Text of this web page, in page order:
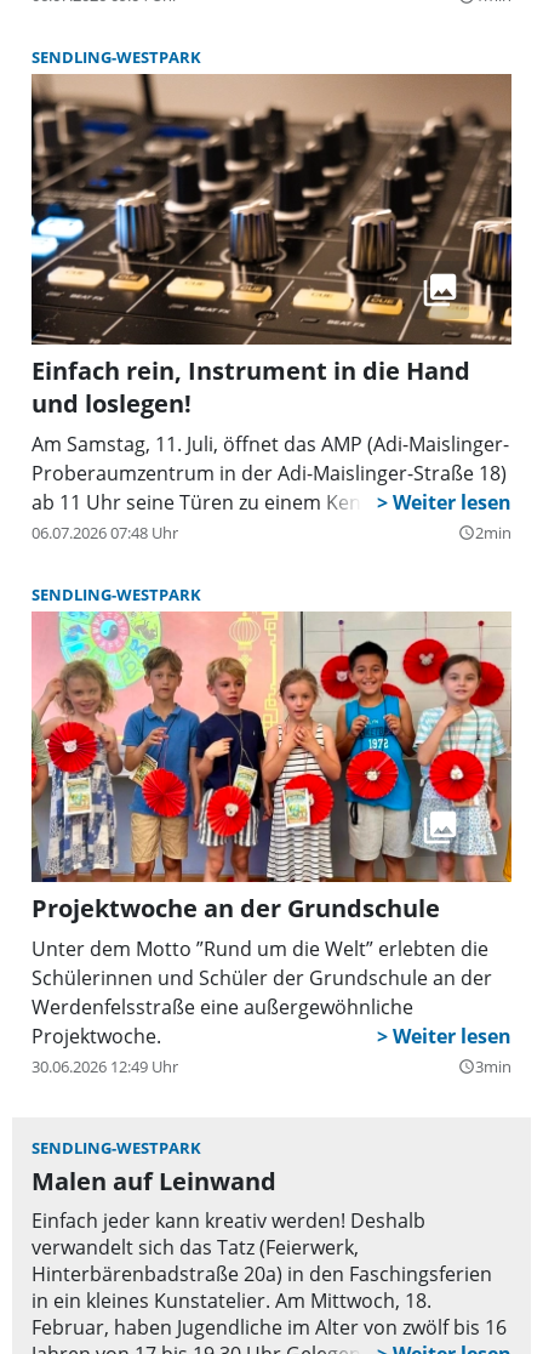
Äußere definiert zu werden, haben sie eine Idee für
einen ganz anderen Wettbewerb: „St. Stephan sucht
den Superstar!“ Hier sind völlig andere Werte
gefragt wie Freundschaft, Gemeinschaft und das
Bewusstsein, dass jede(r) besondere Talente hat.
SENDLING-WESTPARK
Einfach rein, Instrument in die Hand
und loslegen!
Am Samstag, 11. Juli, öffnet das AMP (Adi-Maislinger-
Proberaumzentrum in der Adi-Maislinger-Straße 18)
ab 11 Uhr seine Türen zu einem Kennenlern-Tag.
06.07.2026 07:48 Uhr query_builder2min
SENDLING-WESTPARK
Projektwoche an der Grundschule
Unter dem Motto ”Rund um die Welt” erlebten die
Schülerinnen und Schüler der Grundschule an der
Werdenfelsstraße eine außergewöhnliche
Projektwoche.
30.06.2026 12:49 Uhr query_builder3min
SENDLING-WESTPARK
Malen auf Leinwand
Einfach jeder kann kreativ werden! Deshalb
verwandelt sich das Tatz (Feierwerk,
Hinterbärenbadstraße 20a) in den Faschingsferien
in ein kleines Kunstatelier. Am Mittwoch, 18.
Februar, haben Jugendliche im Alter von zwölf bis 16